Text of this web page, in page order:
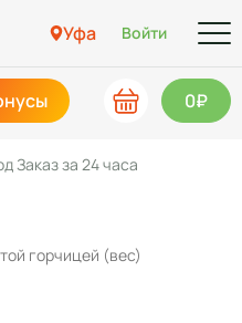
Уфа Войти
0₽
Заказ за 24 часа
горчицей (вес)